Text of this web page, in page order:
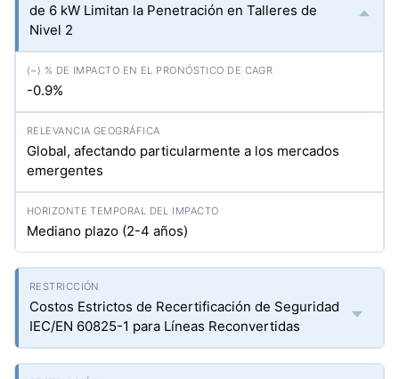
de 6 kW Limitan la Penetración en Talleres de
Nivel 2
-0.9%
Global, afectando particularmente a los mercados
emergentes
Mediano plazo (2-4 años)
Costos Estrictos de Recertificación de Seguridad
IEC/EN 60825-1 para Líneas Reconvertidas